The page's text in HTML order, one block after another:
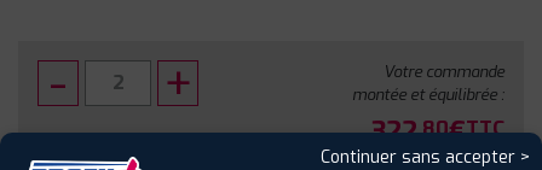
Votre commande
montée et équilibrée :
322.80€TTC
Continuer sans accepter >